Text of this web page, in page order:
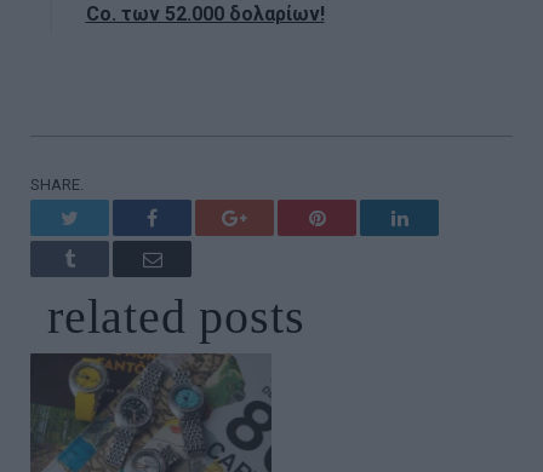
Co. των 52.000 δολαρίων!
SHARE.
Facebook Google+ Pinterest LinkedIn
Tumblr Email
related posts